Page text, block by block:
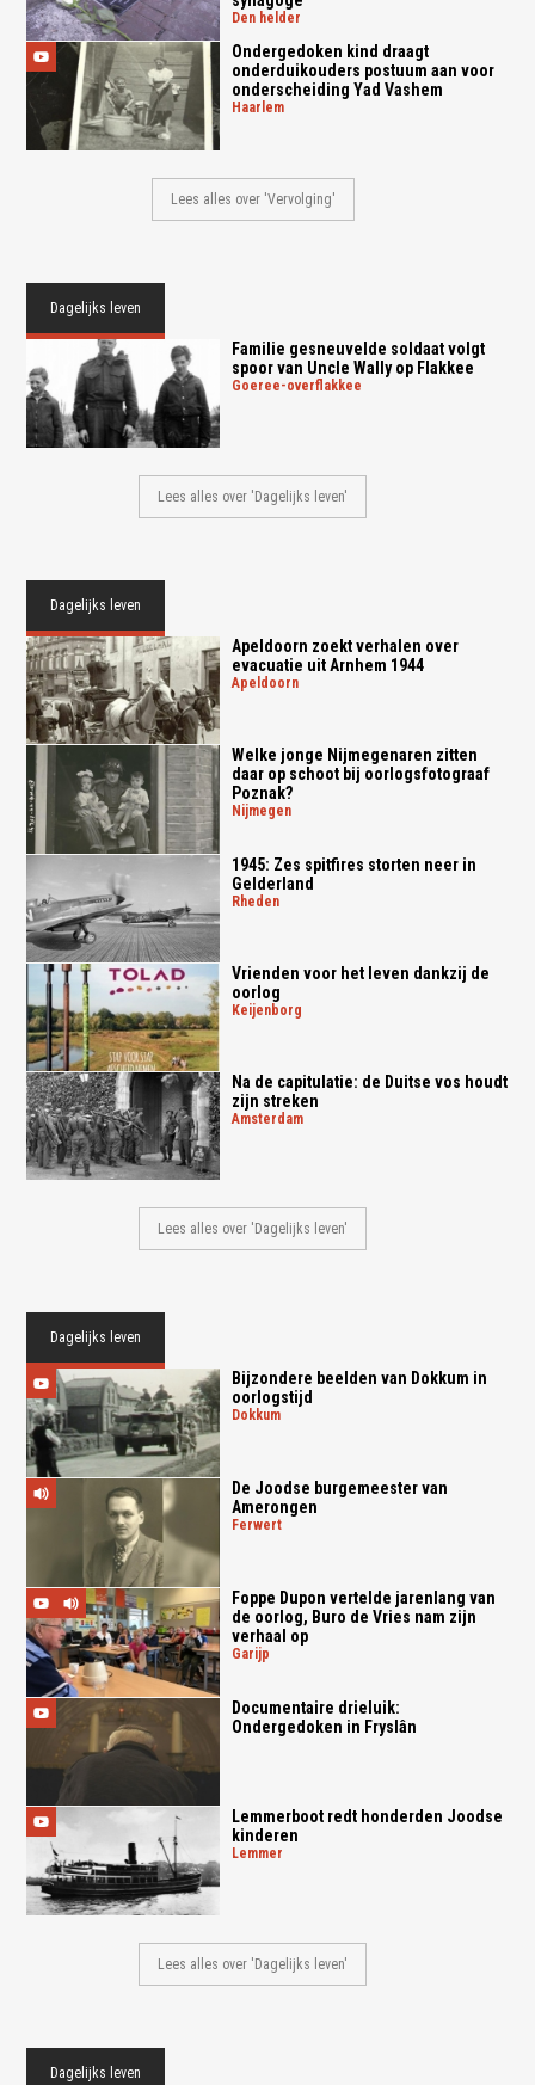
den helder
Ondergedoken kind draagt
onderduikouders postuum aan voor
onderscheiding Yad Vashem
haarlem
Lees alles over 'Vervolging'
Dagelijks leven
Familie gesneuvelde soldaat volgt
spoor van Uncle Wally op Flakkee
goeree-overflakkee
Lees alles over 'Dagelijks leven'
Dagelijks leven
Apeldoorn zoekt verhalen over
evacuatie uit Arnhem 1944
apeldoorn
Welke jonge Nijmegenaren zitten
daar op schoot bij oorlogsfotograaf
Poznak?
nijmegen
1945: Zes spitfires storten neer in
Gelderland
rheden
Vrienden voor het leven dankzij de
oorlog
keijenborg
Na de capitulatie: de Duitse vos houdt
zijn streken
amsterdam
Lees alles over 'Dagelijks leven'
Dagelijks leven
Bijzondere beelden van Dokkum in
oorlogstijd
dokkum
De Joodse burgemeester van
Amerongen
ferwert
Foppe Dupon vertelde jarenlang van
de oorlog, Buro de Vries nam zijn
verhaal op
garijp
Documentaire drieluik:
Ondergedoken in Fryslân
Lemmerboot redt honderden Joodse
kinderen
lemmer
Lees alles over 'Dagelijks leven'
Dagelijks leven